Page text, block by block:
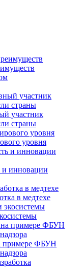
участник
страны
уровня
и инновации
в медтехе
примере ФБУН